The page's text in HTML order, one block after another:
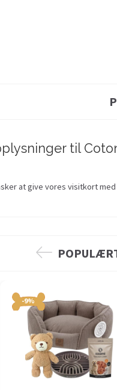
til
at give vores visitkort
-9%